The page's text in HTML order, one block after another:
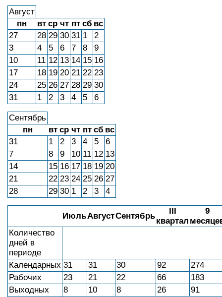
Август
пн
вт ср чт пт сб вс
27
28 29 30 31 1
2
3
4 5 6 7 8
9
10
11 12 13 14 15 16
17
18 19 20 21 22 23
24
25 26 27 28 29 30
31
1 2 3 4 5 6
Сентябрь
пн
вт ср чт пт сб вс
31
1 2 3 4 5
6
7
8 9 10 11 12 13
14
15 16 17 18 19 20
21
22 23 24 25 26 27
28
29 30 1 2 3 4
ИюльАвгустСентябрь
III
квартал
9
Количество
дней в
периоде
Календарных 31 31 30 92
274
Рабочих
23 21 22 66
183
Выходных
8 10 8 26
91